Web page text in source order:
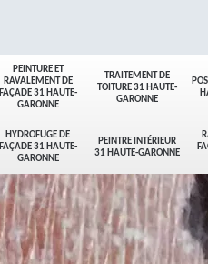
PEINTURE ET
RAVALEMENT DE
FAÇADE 31 HAUTE-
GARONNE
TRAITEMENT DE
TOITURE 31 HAUTE-
GARONNE
HYDROFUGE DE
FAÇADE 31 HAUTE-
GARONNE
PEINTRE INTÉRIEUR
31 HAUTE-GARONNE